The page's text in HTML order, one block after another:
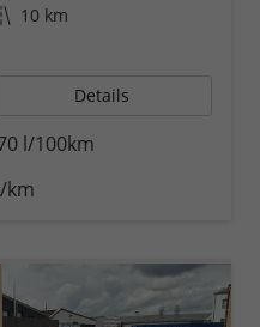
Kilometerstand 10 km
Details
l/100km
km